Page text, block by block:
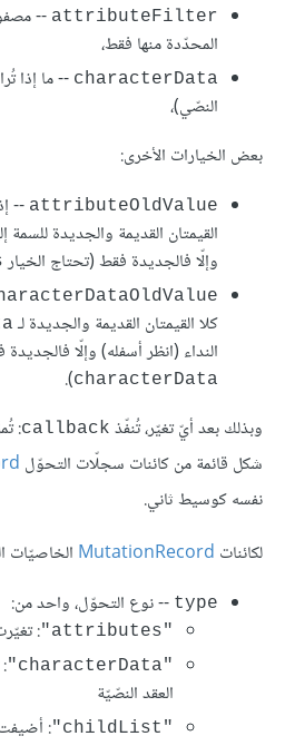
attributeFilter
--
المحدّدة منها فقط،
characterData -- ما إذا
النصّي)،
بعض الخيارات الأخرى:
attributeOldValue
--
القيمتان القديمة والجديدة للسمة
وإلّا فالجديدة فقط (تحتاج الخيار
كلا القيمتان القديمة والجديدة لـ
النداء (انظر أسفله) وإلّا
characterData
).
وبذلك بعد أيّ تغيّر، تُنفّذ callback
:
شكل قائمة من كائنات سجلّات التحوّل
نفسه كوسيط ثاني.
لكائنات MutationRecord الخاصيّات
type -- نوع التحوّل، واحد من:
"attributes"
:
"characterData"
:
العقد النصّيّة
"childList"
: